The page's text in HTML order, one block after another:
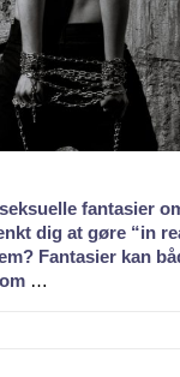
fantasier
dig at gøre “in
Fantasier kan
…